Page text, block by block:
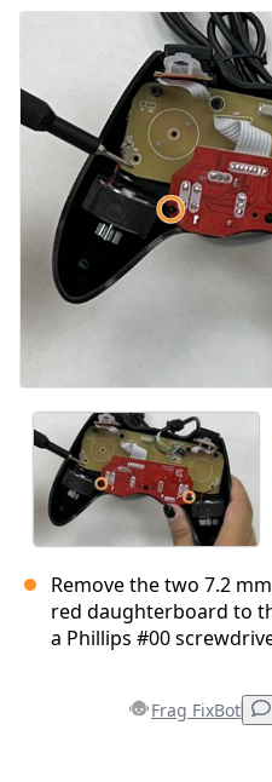
Remove the two 7.2
red daughterboard to
a Phillips #00
Frag FixBot